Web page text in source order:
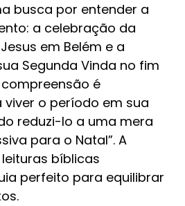
busca por entender a
a celebração da
em Belém e a
Segunda Vinda no fim
é
o período em sua
reduzi-lo a uma mera
para o Natal”. A
bíblicas
perfeito para equilibrar